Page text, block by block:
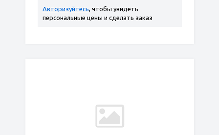
Авторизуйтесь, чтобы увидеть
персональные цены и сделать заказ